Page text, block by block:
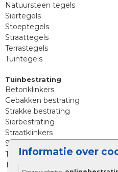
Informatie over
Natuursteen tegels
Siertegels
Stoeptegels
Straattegels
Terrastegels
Tuintegels
Tuinbestrating
Betonklinkers
Gebakken bestrating
Strakke bestrating
Sierbestrating
Straatklinkers
Straatstenen
Trommelstenen
Tuinstenen